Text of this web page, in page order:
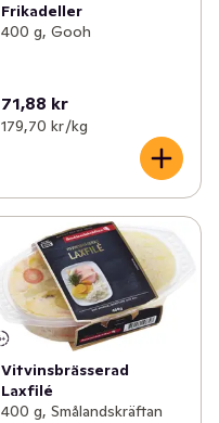
Frikadeller
400 g, Gooh
71,88 kr
179,70 kr /kg
Vitvinsbrässerad
Laxfilé
400 g, Smålandskräftan